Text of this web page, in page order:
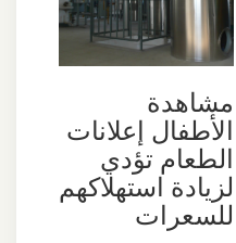
مشاهدة
الأطفال إعلانات
الطعام تؤدي
لزيادة استهلاكهم
للسعرات